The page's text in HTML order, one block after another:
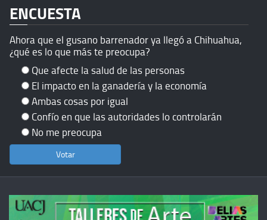
ENCUESTA
Ahora que el gusano barrenador ya llegó a Chihuahua,
¿qué es lo que más te preocupa?
Que afecte la salud de las personas
El impacto en la ganadería y la economía
Ambas cosas por igual
Confío en que las autoridades lo controlarán
No me preocupa